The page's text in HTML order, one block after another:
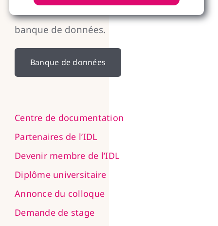
banque de données.
Banque de données
Centre de documentation
Partenaires de l’IDL
Devenir membre de l’IDL
Diplôme universitaire
Annonce du colloque
Demande de stage